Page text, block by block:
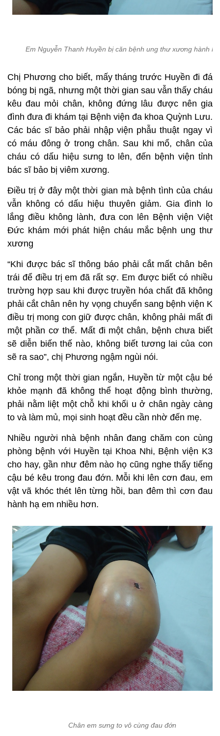
Em Nguyễn Thanh Huyền bị căn bệnh ung thư xương hành hạ
Chị Phương cho biết, mấy tháng trước Huyền đi đá
bóng bị ngã, nhưng một thời gian sau vẫn thấy cháu
kêu đau mỏi chân, không đứng lâu được nên gia
đình đưa đi khám tại Bệnh viện đa khoa Quỳnh Lưu.
Các bác sĩ bảo phải nhập viện phẫu thuật ngay vì
có máu đông ở trong chân. Sau khi mổ, chân của
cháu có dấu hiệu sưng to lên, đến bệnh viện tỉnh
bác sĩ bảo bị viêm xương.
Điều trị ở đây một thời gian mà bệnh tình của cháu
vẫn không có dấu hiệu thuyên giảm. Gia đình lo
lắng điều không lành, đưa con lên Bệnh viện Việt
Đức khám mới phát hiện cháu mắc bệnh ung thư
xương
“Khi được bác sĩ thông báo phải cắt mất chân bên
trái để điều trị em đã rất sợ. Em được biết có nhiều
trường hợp sau khi được truyền hóa chất đã không
phải cắt chân nên hy vọng chuyển sang bệnh viện K
điều trị mong con giữ được chân, không phải mất đi
một phần cơ thể. Mất đi một chân, bệnh chưa biết
sẽ diễn biến thế nào, không biết tương lai của con
sẽ ra sao”, chị Phương ngậm ngùi nói.
Chỉ trong một thời gian ngắn, Huyền từ một cậu bé
khỏe mạnh đã không thể hoạt động bình thường,
phải nằm liệt một chỗ khi khối u ở chân ngày càng
to và làm mủ, mọi sinh hoạt đều cần nhờ đến mẹ.
Nhiều người nhà bệnh nhân đang chăm con cùng
phòng bệnh với Huyền tại Khoa Nhi, Bệnh viện K3
cho hay, gần như đêm nào họ cũng nghe thấy tiếng
cậu bé kêu trong đau đớn. Mỗi khi lên cơn đau, em
vật vã khóc thét lên từng hồi, ban đêm thì cơn đau
hành hạ em nhiều hơn.
Chân em sưng to vô cùng đau đớn